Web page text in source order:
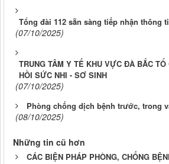
Tổng đài 112 sẵn sàng tiếp nhận thông
(07/10/2025)
TRUNG TÂM Y TẾ KHU VỰC ĐÀ BẮC
HỒI SỨC NHI - SƠ SINH
(07/10/2025)
Phòng chống dịch bệnh trước, trong
(08/10/2025)
Những tin cũ hơn
CÁC BIỆN PHÁP PHÒNG, CHỐNG